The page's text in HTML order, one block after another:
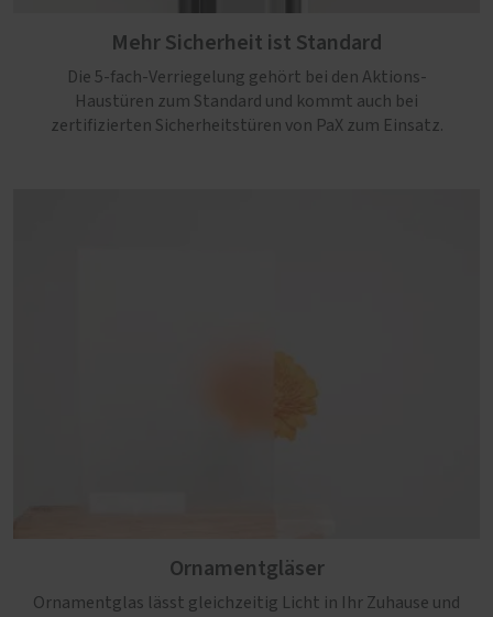
Mehr Sicherheit ist Standard
Die 5-fach-Verriegelung gehört bei den Aktions-
Haustüren zum Standard und kommt auch bei
zertifizierten Sicherheitstüren von PaX zum Einsatz.
Ornamentgläser
Ornamentglas lässt gleichzeitig Licht in Ihr Zuhause und